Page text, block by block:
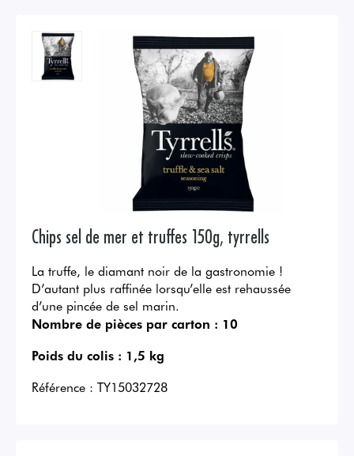
Chips sel de mer et truffes 150g, tyrrells
La truffe, le diamant noir de la gastronomie !
D’autant plus raffinée lorsqu’elle est rehaussée
d’une pincée de sel marin.
Nombre de pièces par carton : 10
Poids du colis : 1,5 kg
Référence : TY15032728